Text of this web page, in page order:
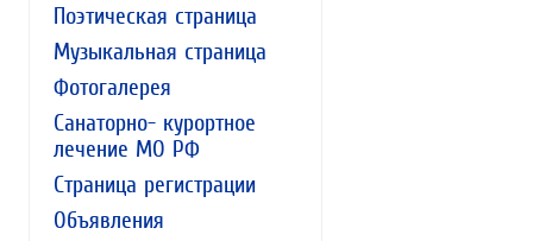
Поэтическая страница
Музыкальная страница
Фотогалерея
Санаторно- курортное
лечение МО РФ
Страница регистрации
Объявления